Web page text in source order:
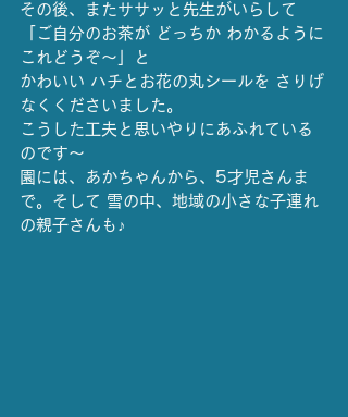
その後、またササッと先生がいらして
「ご自分のお茶が どっちか わかるように
これどうぞ～」と
かわいい ハチとお花の丸シールを さりげ
なくくださいました。
こうした工夫と思いやりにあふれている
のです～
園には、あかちゃんから、5才児さんま
で。そして 雪の中、地域の小さな子連れ
の親子さんも♪